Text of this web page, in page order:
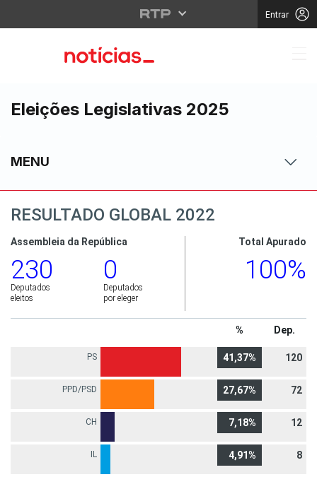
Entrar
Eleições Legislativas 2025
MENU
RESULTADO GLOBAL 2022
Assembleia da República
230
Deputados
eleitos
0
Deputados
por eleger
Total Apurado
100%
% Dep.
PS 41,37% 120
PPD/PSD 27,67% 72
CH 7,18% 12
IL 4,91% 8